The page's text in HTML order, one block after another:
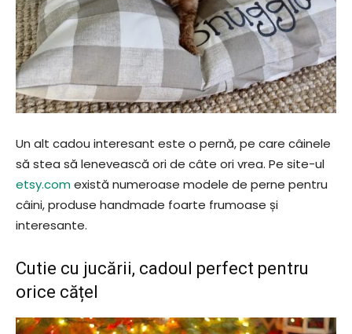
Un alt cadou interesant este o pernă, pe care câinele
să stea să lenevească ori de câte ori vrea. Pe site-ul
etsy.comexistă numeroase modele de perne pentru
câini, produse handmade foarte frumoase și
interesante.
Cutie cu jucării, cadoul perfect pentru
orice cățel